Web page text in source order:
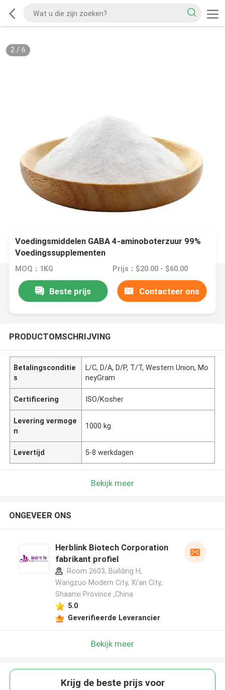
2/ 6
Voedingsmiddelen GABA 4-aminoboterzuur 99%
Voedingssupplementen
MOQ：1KG Prijs：$20.00 - $60.00
Beste prijs Contacteer ons
PRODUCTOMSCHRIJVING
Betalingsconditie
s
L/C, D/A, D/P, T/T, Western Union, Mo
neyGram
Certificering ISO/Kosher
Levering vermoge
n
1000 kg
Levertijd 5-8 werkdagen
Bekijk meer
ONGEVEER ONS
Herblink Biotech Corporation
fabrikant profiel
Room 2603, Building H,
Wangzuo Modern City, Xi'an City,
Shaanxi Province ,China
5.0
Geverifieerde Leverancier
Bekijk meer
Krijg de beste prijs voor